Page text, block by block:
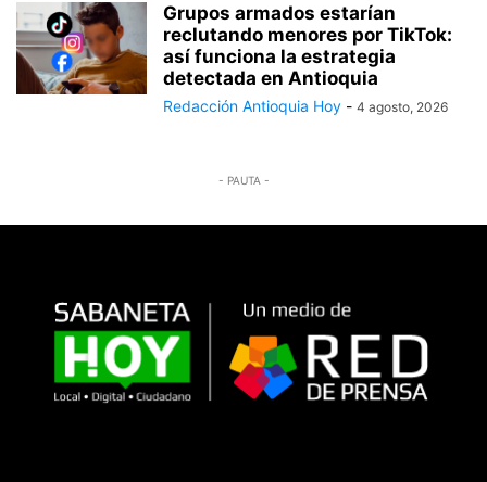
Grupos armados estarían
reclutando menores por TikTok:
así funciona la estrategia
detectada en Antioquia
Redacción Antioquia Hoy - 4 agosto, 2026
- PAUTA -